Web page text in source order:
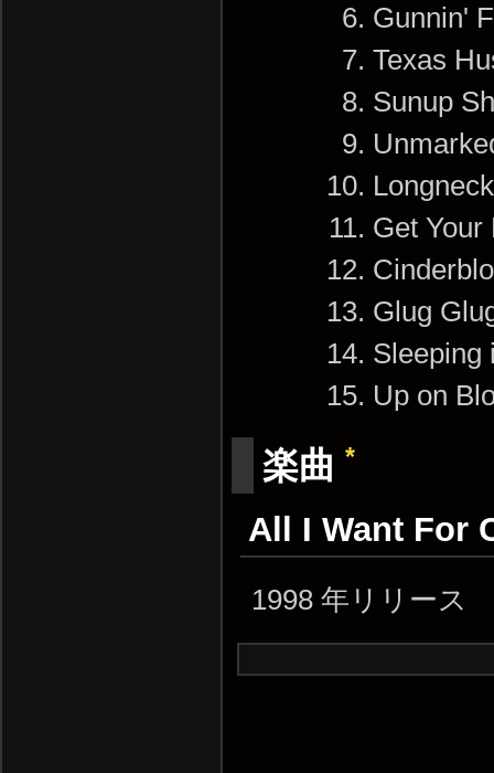
Gunnin'
Texas
Sunup
Get Your
Glug
Sleeping
Up on
楽曲 *
All I Want For
1998 年リリース